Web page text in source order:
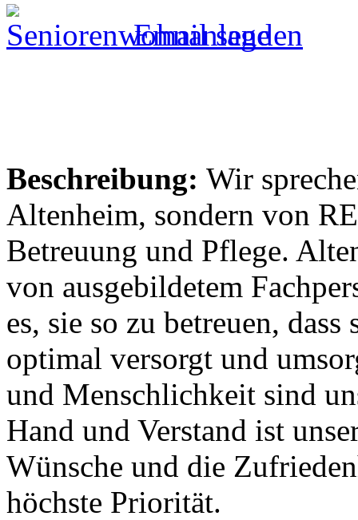
Email senden
Beschreibung: Wir
Altenheim, sondern von
Betreuung und Pflege.
von ausgebildetem
es, sie so zu betreuen,
optimal versorgt und
und Menschlichkeit sind
Hand und Verstand ist
Wünsche und die
höchste Priorität.